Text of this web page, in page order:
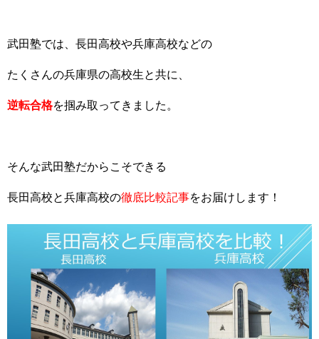
武田塾では、長田高校や兵庫高校などの
たくさんの兵庫県の高校生と共に、
逆転合格を掴み取ってきました。
そんな武田塾だからこそできる
長田高校と兵庫高校の徹底比較記事をお届けします！